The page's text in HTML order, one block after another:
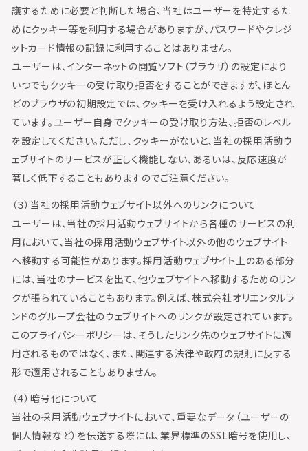
護するために必要と判断した場合、当社はユーザーを特定するた
めにクッキー等を利用する場合がありますが、パスワードやクレジ
ットカード情報の記録に利用することはありません。
ユーザーは、インターネットの閲覧ソフト（ブラウザ）の設定により
いつでもクッキーの受け取り拒否をすることができますが、ほとん
どのブラウザの初期設定では、クッキーを受け入れるよう設定され
ています。ユーザー自身でクッキーの受け取り方法、拒否のレベル
を設定してください。ただし、クッキーがないと、当社の採用活動ウ
ェブサイトのサービスが正しく機能しない、あるいは、反応速度が
著しく低下することもありますのでご注意ください。
（３）当社の採用活動ウェブサイト以外へのリンクについて
ユーザーは、当社の採用活動ウェブサイトから各種のサービスの利
用において、当社の採用活動ウェブサイト以外の他のウェブサイト
へ移動する可能性があります。採用活動ウェブサイト上のある部分
には、当社のサービスを出て、他ウェブサイトへ移動するためのリン
クが張られていることもあります。例えば、株式会社オリエンタルラ
ンドのグループ会社のウェブサイトへのリンクが設定されています。
このプライバシーポリシーは、そうしたリンク先のウェブサイトに適
用されるものではなく、また、関連する法律や政府の規則に反する
形で適用されることもありません。
（４）暗号化について
当社の採用活動ウェブサイトにおいて、重要なデータ（ユーザーの
個人情報など）を伝送する際には、業界標準のSSL暗号を使用し、